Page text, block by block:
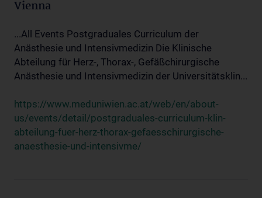
Vienna
...All Events Postgraduales Curriculum der
Anästhesie und Intensivmedizin Die Klinische
Abteilung für Herz-, Thorax-, Gefäßchirurgische
Anästhesie und Intensivmedizin der Universitätsklin...
https://www.meduniwien.ac.at/web/en/about-
us/events/detail/postgraduales-curriculum-klin-
abteilung-fuer-herz-thorax-gefaesschirurgische-
anaesthesie-und-intensivme/